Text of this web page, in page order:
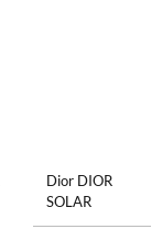
Dior DIOR
SOLAR